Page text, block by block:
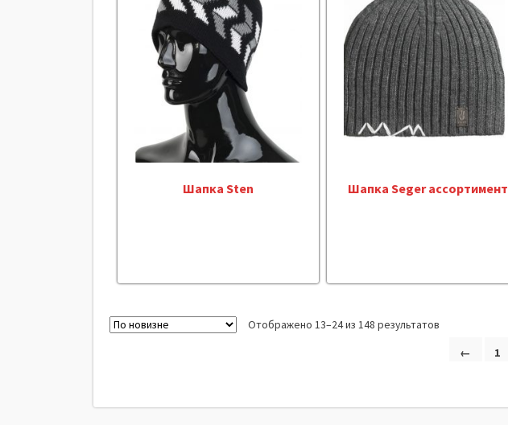
Шапка Sten Шапка Seger ассортимент
Отображено 13–24 из 148 результатов
← 1